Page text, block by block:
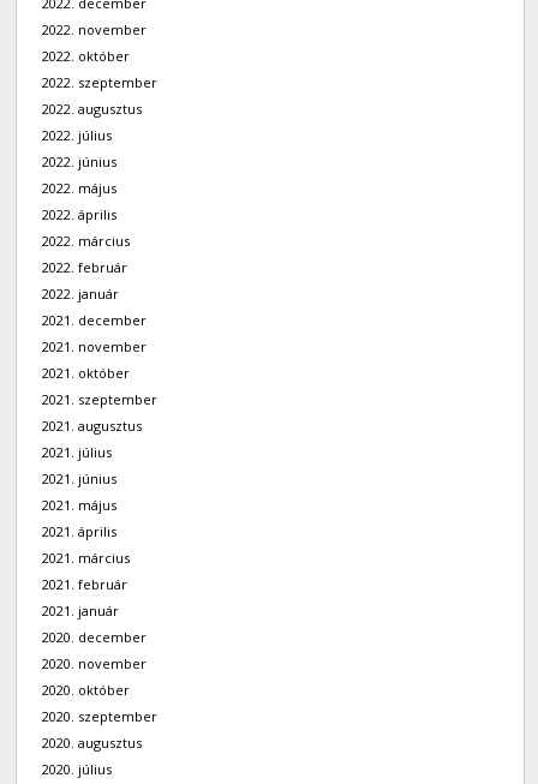
2022. november
2022. október
2022. szeptember
2022. augusztus
2022. július
2022. június
2022. május
2022. április
2022. március
2022. február
2022. január
2021. december
2021. november
2021. október
2021. szeptember
2021. augusztus
2021. július
2021. június
2021. május
2021. április
2021. március
2021. február
2021. január
2020. december
2020. november
2020. október
2020. szeptember
2020. augusztus
2020. július